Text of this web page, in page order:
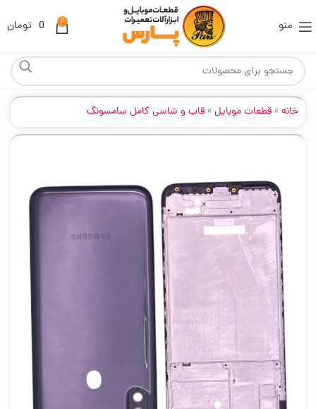
منو 0
0 تومان
خانه » قطعات موبایل » قاب و شاسی کامل سامسونگ